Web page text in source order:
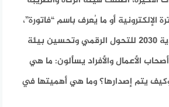
الإلكترونية أو ما يُعرف باسم “فاتورة”،
كجزء من رؤية السعودية 2030 للتحول الرقمي وتحسين بيئة
الأعمال والأفراد يسألون: ما هي
وكيف يتم إصدارها؟ وما هي أهميتها في